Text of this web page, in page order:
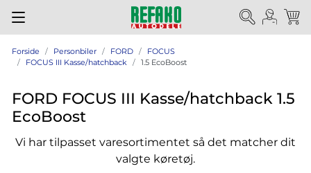
Forside Personbiler FORD
FOCUS
FOCUS III Kasse/hatchback
1.5 EcoBoost
FORD FOCUS III Kasse/hatchback 1.5
EcoBoost
Vi har tilpasset varesortimentet så det matcher dit
valgte køretøj.